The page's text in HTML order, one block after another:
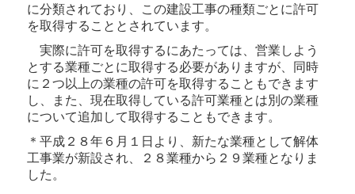
に分類されており、この建設工事の種類ごとに許可
を取得することとされています。
実際に許可を取得するにあたっては、営業しよう
とする業種ごとに取得する必要がありますが、同時
に２つ以上の業種の許可を取得することもできます
し、また、現在取得している許可業種とは別の業種
について追加して取得することもできます。
＊平成２８年６月１日より、新たな業種として解体
工事業が新設され、２８業種から２９業種となりま
した。